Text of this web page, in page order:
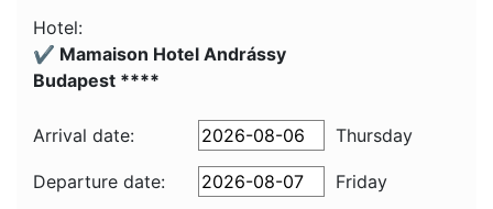
Hotel:
✔️ Mamaison Hotel Andrássy
Budapest ****
Arrival date: Thursday
Departure date:
Friday